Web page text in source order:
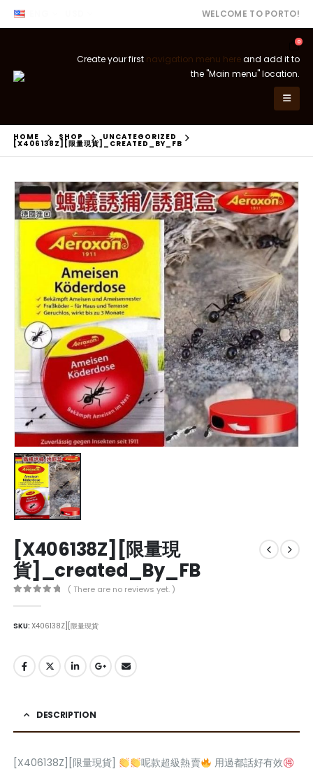
WELCOME TO PORTO!
0
Create your first navigation menu hereand add it to
the "Main menu" location.
HOME SHOP UNCATEGORIZED
[X406138Z][限量現貨]_CREATED_BY_FB
[X406138Z][限量現
貨]_created_By_FB
( There are no reviews yet. )
SKU:X406138Z][限量現貨
DESCRIPTION
[X406138Z][限量現貨] 呢款超級熱賣 用過都話好有效